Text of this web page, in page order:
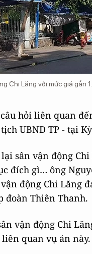
Chi Lăng với mức giá
hỏi liên quan
UBND TP - tại
sân vận động
đích gì… ông
động Chi Lăng
đoàn Thiên Thanh.
vận động Chi
quan vụ án này.